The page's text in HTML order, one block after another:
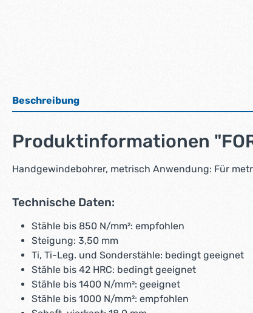
Beschreibung
Produktinformationen
Handgewindebohrer, metrisch Anwendung: Für
Technische Daten:
Stähle bis 850 N/mm²: empfohlen
Steigung: 3,50 mm
Ti, Ti-Leg. und Sonderstähle: bedingt geeignet
Stähle bis 42 HRC: bedingt geeignet
Stähle bis 1400 N/mm²: geeignet
Stähle bis 1000 N/mm²: empfohlen